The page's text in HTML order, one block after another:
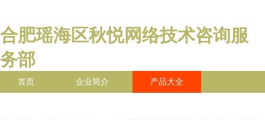
合肥瑶海区秋悦网络技术咨询服
务部
首页 企业简介 产品大全